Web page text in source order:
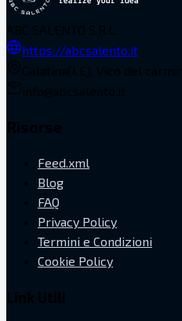
https://abcsalento.it
Feed.xml
Blog
FAQ
Privacy Policy
Termini e Condizioni
Cookie Policy